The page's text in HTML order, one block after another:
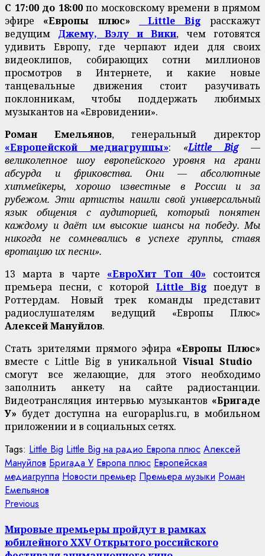
С 17:00 до 18:00по московскому времени в прямом
эфире «Европы плюс» Little Big расскажут
ведущим Джему, Вэлу и Вики, чем готовятся
удивить Европу, где черпают идеи для своих
видеоклипов, собирающих сотни миллионов
просмотров в Интернете, и какие новые
танцевальные движения стоит разучивать
поклонникам, чтобы поддержать любимых
музыкантов на «Евровидении».
Роман Емельянов, генеральный директор
«Европейской медиагруппы»: «Little Big—
великолепное шоу европейского уровня на грани
абсурда и фриковства. Они — абсолютные
хитмейкеры, хорошо известные в России и за
рубежом. Эти артисты нашли свой универсальный
язык общения с аудиторией, который понятен
каждому и даёт им высокие шансы на победу. Мы
никогда не сомневались в успехе группы, ставя
вротацию их песни».
13 марта в чарте «ЕвроХит Топ 40» состоится
премьера песни, с которой Little Big поедут в
Роттердам. Новый трек команды представит
радиослушателям ведущий «Европы Плюс»
Алексей Мануйлов.
Стать зрителями прямого эфира «Европы Плюс»
вместе с Little Big в уникальной Visual Studio
смогут все желающие, для этого необходимо
заполнить анкету на сайте радиостанции.
Видеотрансляция интервью музыкантов «Бригаде
У» будет доступна на europaplus.ru, в мобильном
приложении и в социальных сетях.
Tags: Little Big Little Big на радио Европа плюс Алексей
Мануйлов Бригада У Европа плюс Европейская
медиагруппа Новости премьер Премьера музыки Роман
Емельянов
Continue
Reading
Previous
Мировые премьеры пройдут в рамках
юбилейного XXV Открытого российского